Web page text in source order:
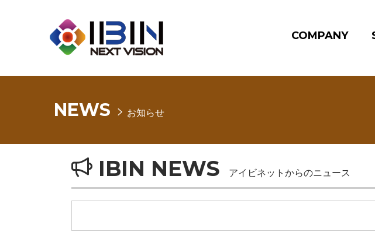
COMPANY
NEWS お知らせ
IBIN NEWS アイビネットからのニュース